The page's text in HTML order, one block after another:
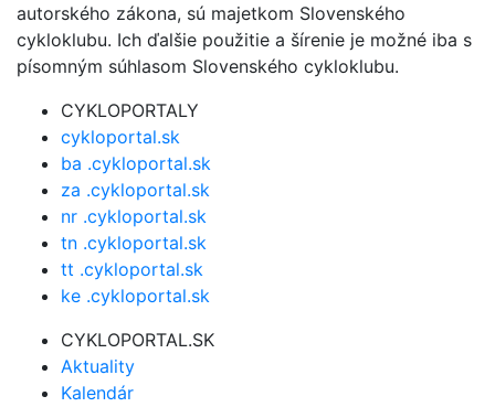
autorského zákona, sú majetkom Slovenského
cykloklubu. Ich ďalšie použitie a šírenie je možné iba s
písomným súhlasom Slovenského cykloklubu.
CYKLOPORTALY
cykloportal.sk
ba .cykloportal.sk
za .cykloportal.sk
nr .cykloportal.sk
tn .cykloportal.sk
tt .cykloportal.sk
ke .cykloportal.sk
CYKLOPORTAL.SK
Aktuality
Kalendár